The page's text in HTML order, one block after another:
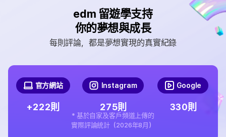
edm 留遊學支持
你的夢想與成長
每則評論，都是夢想實現的真實紀錄
官方網站
+222則
Instagram
275則
Google
330則
* 基於自家及客戶頻道上傳的
實際評論統計（2026年8月）